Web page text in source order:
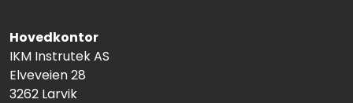
Hovedkontor
IKM Instrutek AS
Elveveien 28
3262 Larvik